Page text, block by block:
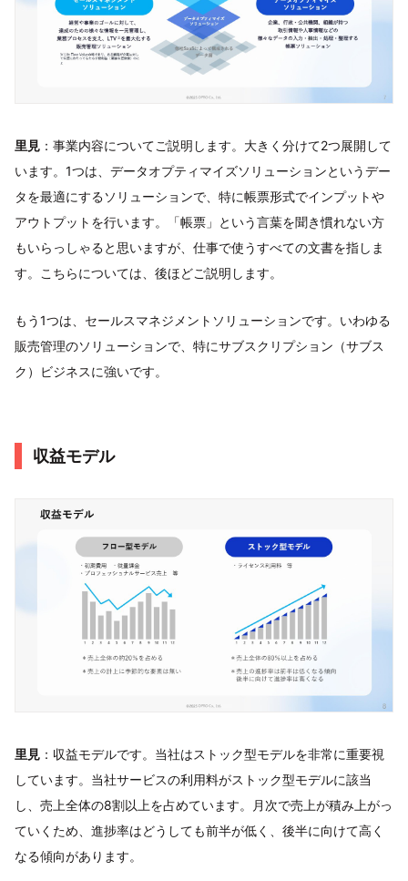
里見 ：事業内容についてご説明します。大きく分けて2つ展開して
います。1つは、データオプティマイズソリューションというデー
タを最適にするソリューションで、特に帳票形式でインプットや
アウトプットを行います。「帳票」という言葉を聞き慣れない方
もいらっしゃると思いますが、仕事で使うすべての文書を指しま
す。こちらについては、後ほどご説明します。
もう1つは、セールスマネジメントソリューションです。いわゆる
販売管理のソリューションで、特にサブスクリプション（サブス
ク）ビジネスに強いです。
収益モデル
里見 ：収益モデルです。当社はストック型モデルを非常に重要視
しています。当社サービスの利用料がストック型モデルに該当
し、売上全体の8割以上を占めています。月次で売上が積み上がっ
ていくため、進捗率はどうしても前半が低く、後半に向けて高く
なる傾向があります。